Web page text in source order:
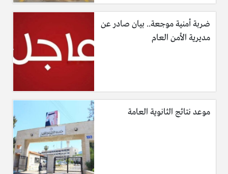
ضربة أمنية موجعة.. بيان صادر عن
مديرية الأمن العام
موعد نتائج الثانوية العامة